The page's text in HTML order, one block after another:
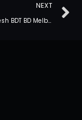
NEXT
Melbet Bangladesh BDT BD Melbet Promo Password Bangladesh +30%